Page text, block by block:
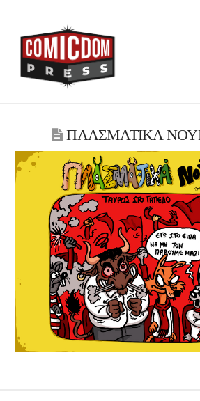
ΠΛΑΣΜΑΤΙΚΑ